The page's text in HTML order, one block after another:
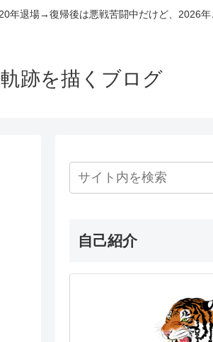
退場→復帰後は悪戦苦闘中だけど、2026年
跡を描くブログ
自己紹介